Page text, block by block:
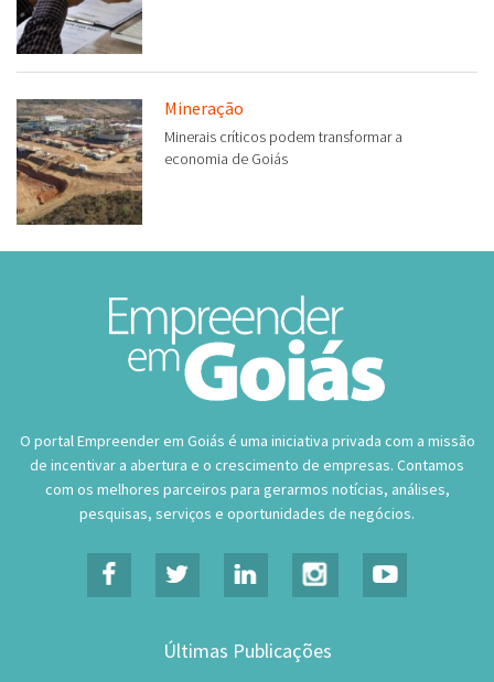
Mineração
Minerais críticos podem transformar a
economia de Goiás
O portal Empreender em Goiás é uma iniciativa privada com a missão
de incentivar a abertura e o crescimento de empresas. Contamos
com os melhores parceiros para gerarmos notícias, análises,
pesquisas, serviços e oportunidades de negócios.
Últimas Publicações